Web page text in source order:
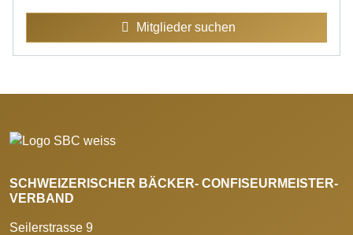
Mitglieder suchen
SCHWEIZERISCHER BÄCKER- CONFISEURMEISTER-
VERBAND
Seilerstrasse 9